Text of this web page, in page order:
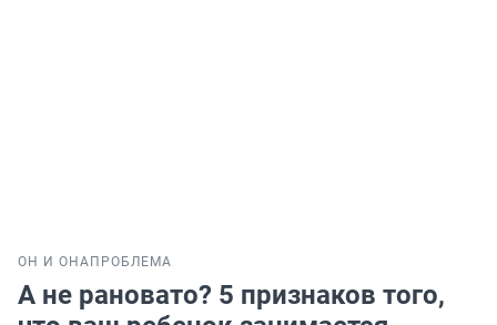
ОН И ОНА ПРОБЛЕМА
А не рановато? 5 признаков того,